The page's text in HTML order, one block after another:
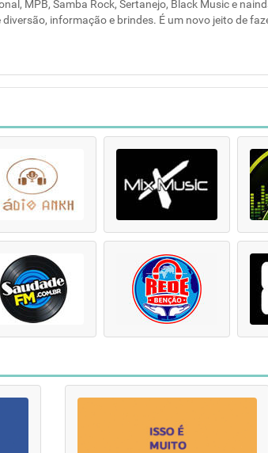
MPB, Samba Rock, Sertanejo, Black Music e
diversão, informação e brindes. É um novo jeito de